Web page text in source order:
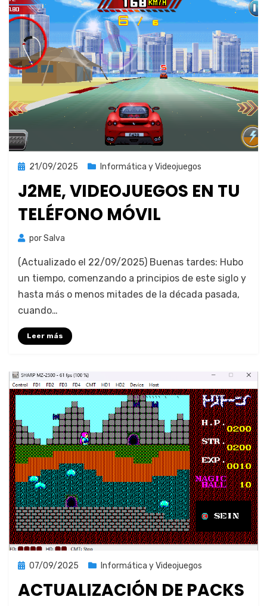
Publicada
21/09/2025 Informática y Videojuegos
J2ME, VIDEOJUEGOS EN TU
TELÉFONO MÓVIL
porSalva
(Actu­al­iza­do el 22/09/2025) Bue­nas tardes: Hubo
un tiem­po, comen­zan­do a prin­ci­p­ios de este siglo y
has­ta más o menos mitades de la déca­da pasa­da,
cuan­do…
Leer más
Publicada
07/09/2025 Informática y Videojuegos
ACTUALIZACIÓN DE PACKS